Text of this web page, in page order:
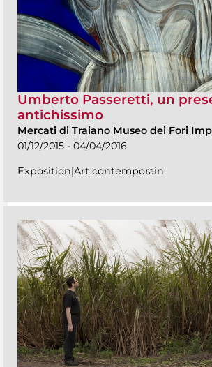
Umberto Passeretti, un
antichissimo
Mercati di Traiano Museo dei Fori
01/12/2015 - 04/04/2016
Exposition|Art contemporain